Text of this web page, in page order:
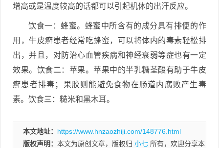
增高或是温度较高的话都可以引起机体的出汗反应。
饮食一：蜂蜜。蜂蜜中所含有的成分具有排便的作
用，牛皮癣患者经常吃蜂蜜，可以将体内的毒素轻松排
出，并且，对防治心血管疾病和神经衰弱等症也有一定
效果。饮食二：苹果。苹果中的半乳糖荃酸有助于牛皮
癣患者排毒；果胶则能避免食物在肠道内腐败产生毒
素。饮食三：糙米和黑木耳。
本文地址： https://www.hnzaozhiji.com/148776.html
版权声明： 本文为原创文章，版权归 小七 所有，欢迎分享本